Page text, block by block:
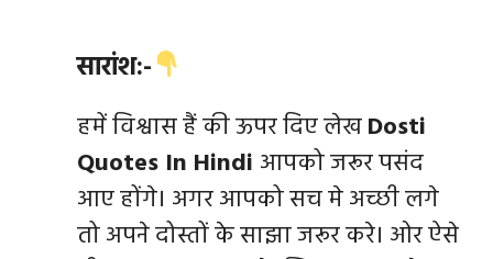
सारांश:-
हमें विश्वास हैं की ऊपर दिए लेखDosti
Quotes In Hindi आपको जरूर पसंद
आए होंगे। अगर आपको सच मे अच्छी लगे
तो अपने दोस्तों के साझा जरूर करे। ओर ऐसे